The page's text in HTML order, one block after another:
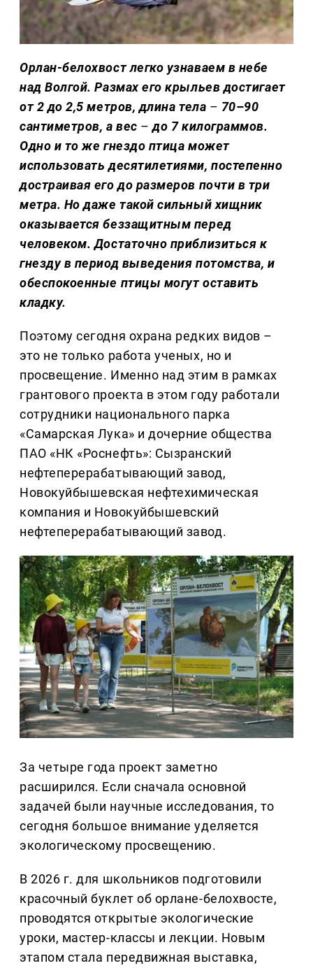
Орлан-белохвост легко узнаваем в небе
над Волгой. Размах его крыльев достигает
от 2 до 2,5 метров, длина тела – 70–90
сантиметров, а вес – до 7 килограммов.
Одно и то же гнездо птица может
использовать десятилетиями, постепенно
достраивая его до размеров почти в три
метра. Но даже такой сильный хищник
оказывается беззащитным перед
человеком. Достаточно приблизиться к
гнезду в период выведения потомства, и
обеспокоенные птицы могут оставить
кладку.
Поэтому сегодня охрана редких видов –
это не только работа ученых, но и
просвещение. Именно над этим в рамках
грантового проекта в этом году работали
сотрудники национального парка
«Самарская Лука» и дочерние общества
ПАО «НК «Роснефть»: Сызранский
нефтеперерабатывающий завод,
Новокуйбышевская нефтехимическая
компания и Новокуйбышевский
нефтеперерабатывающий завод.
За четыре года проект заметно
расширился. Если сначала основной
задачей были научные исследования, то
сегодня большое внимание уделяется
экологическому просвещению.
В 2026 г. для школьников подготовили
красочный буклет об орлане-белохвосте,
проводятся открытые экологические
уроки, мастер-классы и лекции. Новым
этапом стала передвижная выставка,